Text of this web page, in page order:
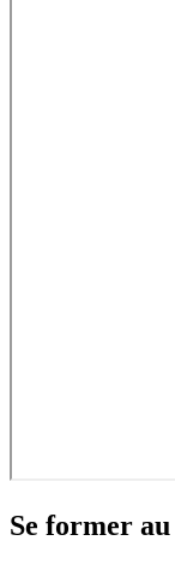
Se former